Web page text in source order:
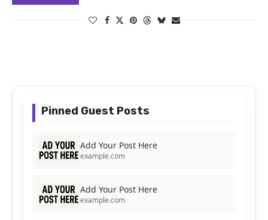
Pinned Guest Posts
Add Your Post Here
example.com
Add Your Post Here
example.com